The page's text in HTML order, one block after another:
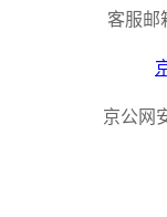
客服邮
京公网